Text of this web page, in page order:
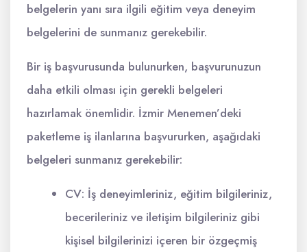
belgelerin yanı sıra ilgili eğitim veya deneyim
belgelerini de sunmanız gerekebilir.
Bir iş başvurusunda bulunurken, başvurunuzun
daha etkili olması için gerekli belgeleri
hazırlamak önemlidir. İzmir Menemen’deki
paketleme iş ilanlarına başvururken, aşağıdaki
belgeleri sunmanız gerekebilir:
CV: İş deneyimleriniz, eğitim bilgileriniz,
becerileriniz ve iletişim bilgileriniz gibi
kişisel bilgilerinizi içeren bir özgeçmiş